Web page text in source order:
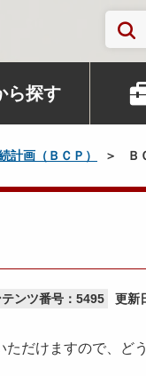
ら探す
計画（ＢＣＰ） Ｂ
テンツ番号：5495 更新
だけますので、ど